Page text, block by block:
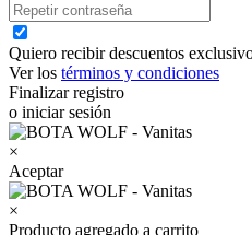
Quiero recibir descuentos
Ver los términos y condiciones
Finalizar registro
o iniciar sesión
×
Aceptar
×
Producto agregado a carrito